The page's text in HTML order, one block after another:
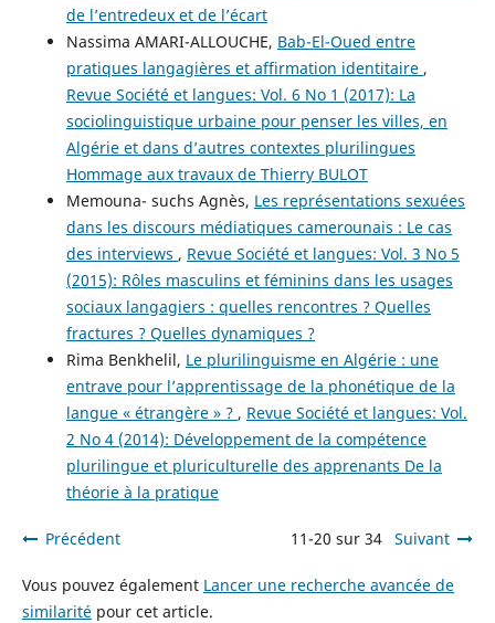
de l’entredeux et de l’écart
Nassima AMARI-ALLOUCHE, Bab-El-Oued entre
pratiques langagières et affirmation identitaire ,
Revue Société et langues: Vol. 6 No 1 (2017): La
sociolinguistique urbaine pour penser les villes, en
Algérie et dans d’autres contextes plurilingues
Hommage aux travaux de Thierry BULOT
Memouna- suchs Agnès, Les représentations sexuées
dans les discours médiatiques camerounais : Le cas
des interviews , Revue Société et langues: Vol. 3 No 5
(2015): Rôles masculins et féminins dans les usages
sociaux langagiers : quelles rencontres ? Quelles
fractures ? Quelles dynamiques ?
Rima Benkhelil, Le plurilinguisme en Algérie : une
entrave pour l’apprentissage de la phonétique de la
langue « étrangère » ? , Revue Société et langues: Vol.
2 No 4 (2014): Développement de la compétence
plurilingue et pluriculturelle des apprenants De la
théorie à la pratique
Précédent 11-20 sur 34 Suivant
Vous pouvez également Lancer une recherche avancée de
similaritépour cet article.